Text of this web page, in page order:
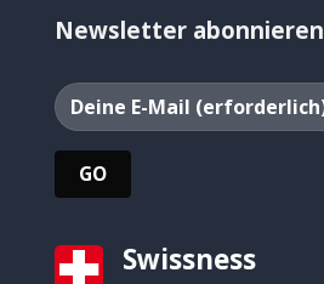
Newsletter abonnieren
Swissness